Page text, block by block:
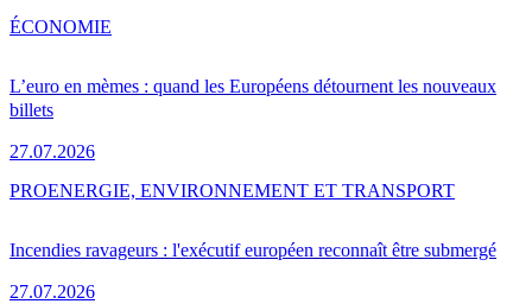
L’euro en mèmes : quand les Européens détournent les nouveaux
billets
27.07.2026
ÉCONOMIE
Incendies ravageurs : l'exécutif européen reconnaît être submergé
27.07.2026
PROENERGIE, ENVIRONNEMENT ET TRANSPORT